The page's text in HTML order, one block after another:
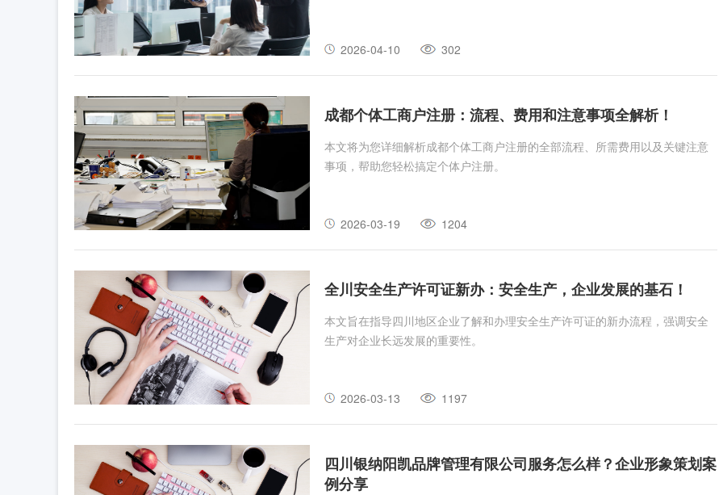
2026-04-10 302
成都个体工商户注册：流程、费用和注意事项全解析！
本文将为您详细解析成都个体工商户注册的全部流程、所需费用以及关键注意
事项，帮助您轻松搞定个体户注册。
2026-03-19 1204
全川安全生产许可证新办：安全生产，企业发展的基石！
本文旨在指导四川地区企业了解和办理安全生产许可证的新办流程，强调安全
生产对企业长远发展的重要性。
2026-03-13 1197
四川银纳阳凯品牌管理有限公司服务怎么样？企业形象策划案
例分享